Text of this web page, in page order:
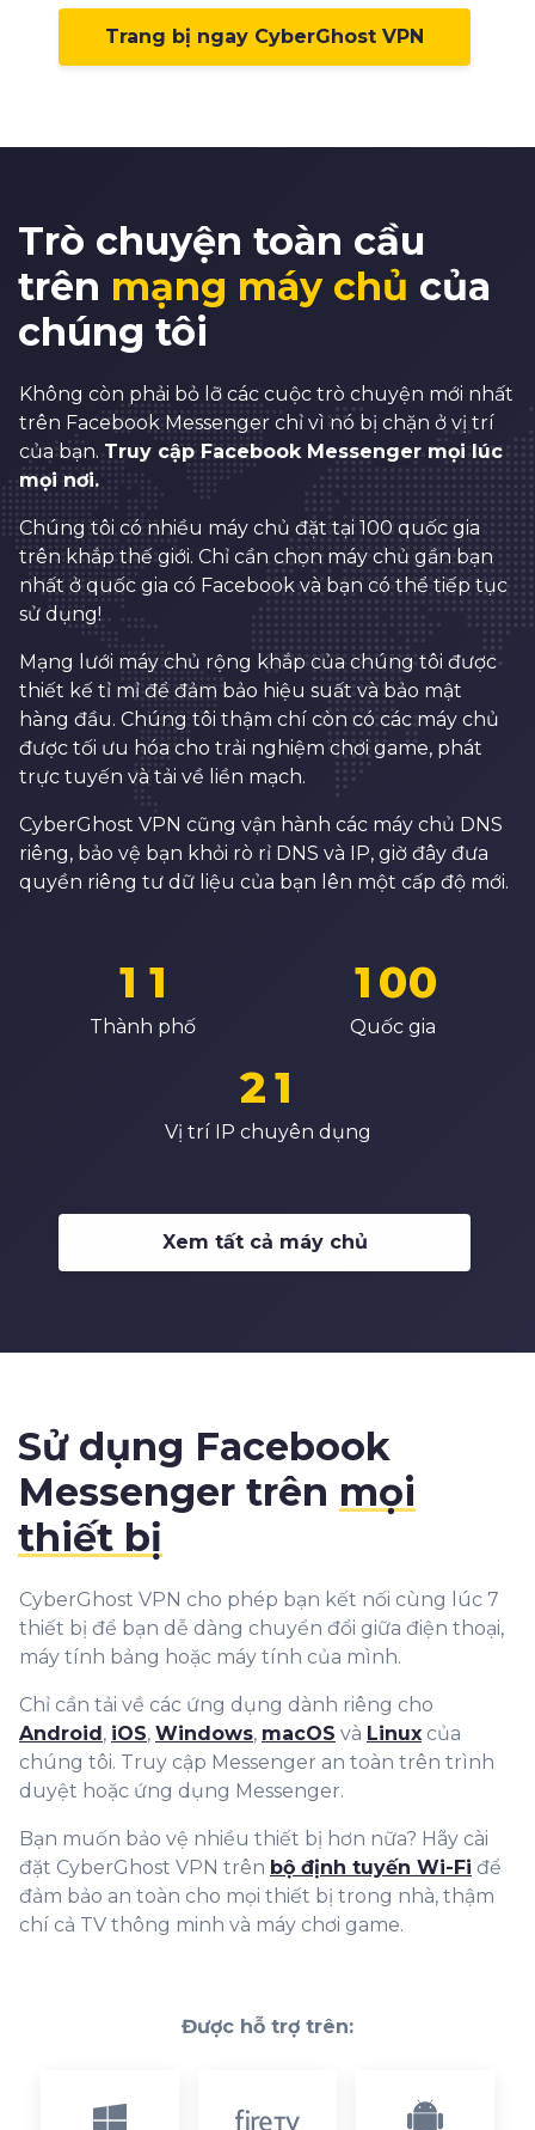
Trang bị ngay CyberGhost VPN
Trò chuyện toàn cầu
trên mạng máy chủ của
chúng tôi
Không còn phải bỏ lỡ các cuộc trò chuyện mới nhất
trên Facebook Messenger chỉ vì nó bị chặn ở vị trí
của bạn. Truy cập Facebook Messenger mọi lúc
mọi nơi.
Chúng tôi có nhiều máy chủ đặt tại 100 quốc gia
trên khắp thế giới. Chỉ cần chọn máy chủ gần bạn
nhất ở quốc gia có Facebook và bạn có thể tiếp tục
sử dụng!
Mạng lưới máy chủ rộng khắp của chúng tôi được
thiết kế tỉ mỉ để đảm bảo hiệu suất và bảo mật
hàng đầu. Chúng tôi thậm chí còn có các máy chủ
được tối ưu hóa cho trải nghiệm chơi game, phát
trực tuyến và tải về liền mạch.
CyberGhost VPN cũng vận hành các máy chủ DNS
riêng, bảo vệ bạn khỏi rò rỉ DNS và IP, giờ đây đưa
quyền riêng tư dữ liệu của bạn lên một cấp độ mới.
1
2
8
0
1
2
4
5
6
7
8
9
1
2
4
5
7
8
Thành phố
1
2
5
7
8
0
1
3
4
5
6
7
8
0
1
7
9
1
3
4
6
7
8
9
0
1
3
4
5
6
7
8
0
1
7
9
Quốc gia
2
3
5
6
8
1
2
3
4
5
6
1
2
4
5
7
9
Vị trí IP chuyên dụng
Xem tất cả máy chủ
Sử dụng Facebook
Messenger trên mọi
thiết bị
CyberGhost VPN cho phép bạn kết nối cùng lúc 7
thiết bị để bạn dễ dàng chuyển đổi giữa điện thoại,
máy tính bảng hoặc máy tính của mình.
Chỉ cần tải về các ứng dụng dành riêng cho
Android , iOS, Windows, macOS và Linux của
chúng tôi. Truy cập Messenger an toàn trên trình
duyệt hoặc ứng dụng Messenger.
Bạn muốn bảo vệ nhiều thiết bị hơn nữa? Hãy cài
đặt CyberGhost VPN trên bộ định tuyến Wi-Fi để
đảm bảo an toàn cho mọi thiết bị trong nhà, thậm
chí cả TV thông minh và máy chơi game.
Được hỗ trợ trên: